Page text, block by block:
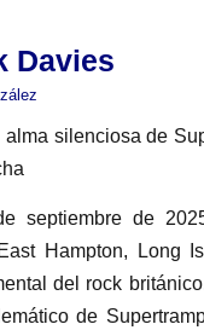
Davies
silenciosa de
septiembre de
Hampton, Long
del rock
de